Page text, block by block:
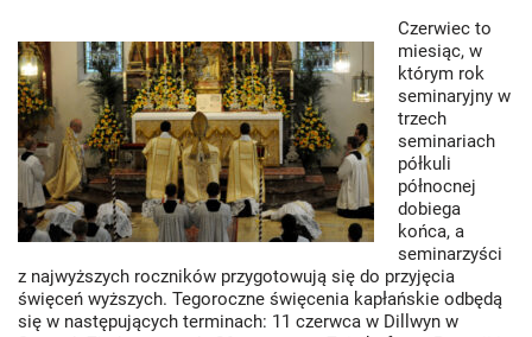
Czerwiec to
miesiąc, w
którym rok
seminaryjny w
trzech
seminariach
półkuli
północnej
dobiega
końca, a
seminarzyści
z najwyższych roczników przygotowują się do przyjęcia
święceń wyższych. Tegoroczne święcenia kapłańskie odbędą
się w następujących terminach: 11 czerwca w Dillwyn w